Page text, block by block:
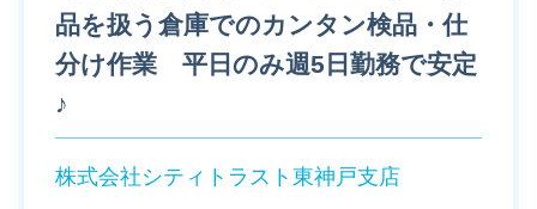
品を扱う倉庫でのカンタン検品・仕
分け作業 平日のみ週5日勤務で安定
♪
株式会社シティトラスト東神戸支店